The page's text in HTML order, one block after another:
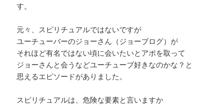
す。
元々、スピリチュアルではないですが
ユーチューバーのジョーさん（ジョーブログ）が
それほど有名ではない頃に会いたいとアポを取って
ジョーさんと会うなどユーチューブ好きなのかな？と
思えるエピソードがありました。
スピリチュアルは、危険な要素と言いますか